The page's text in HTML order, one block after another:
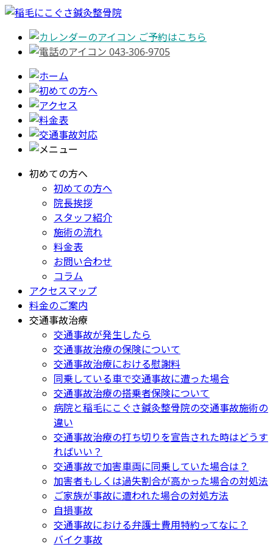
ご予約はこちら
043-306-9705
初めての方へ
初めての方へ
院長挨拶
スタッフ紹介
施術の流れ
料金表
お問い合わせ
コラム
アクセスマップ
料金のご案内
交通事故治療
交通事故が発生したら
交通事故治療の保険について
交通事故治療における慰謝料
同乗している車で交通事故に遭った場合
交通事故治療の搭乗者保険について
病院と稲毛にこぐさ鍼灸整骨院の交通事故施術の
違い
交通事故治療の打ち切りを宣告された時はどうす
ればいい？
交通事故で加害車両に同乗していた場合は？
加害者もしくは過失割合が高かった場合の対処法
ご家族が事故に遭われた場合の対処方法
自損事故
交通事故における弁護士費用特約ってなに？
バイク事故